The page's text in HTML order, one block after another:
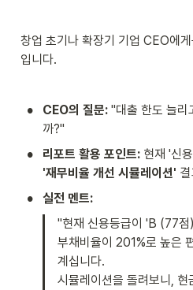
창업 초기나 확장기 기업 CEO에
입니다.
• CEO의 질문: "대출 한도 늘리
까?"
• 리포트 활용 포인트: 현재 '신
'재무비율 개선 시뮬레이션'
•
실전 멘트:
"현재 신용등급이 'B (77점
부채비율이 201%로 높은
계십니다.
시뮬레이션을 돌려보니,